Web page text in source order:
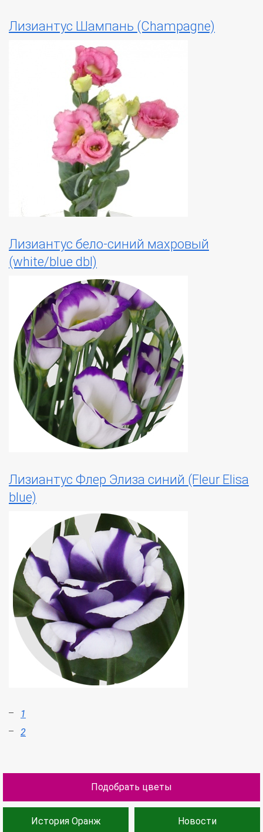
Лизиантус Шампань (Champagne)
Лизиантус бело-синий махровый
(white/blue dbl)
Лизиантус Флер Элиза синий (Fleur Elisa
blue)
1
2
Подобрать цветы
История Оранж Новости